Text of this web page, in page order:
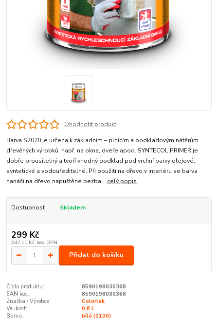
Ohodnotit produkt
Barva S2070 je určena k základním – plnícím a podkladovým nátěrům
dřevěných výrobků, např. na okna, dveře apod. SYNTECOL PRIMER je
dobře brousitelný a tvoří vhodný podklad pod vrchní barvy olejové,
syntetické a vodouředitelné. Při použití na dřevo v interiéru se barva
nanáší na dřevo napuštěné bezba... celý popis
Dostupnost Skladem
299 Kč
247,11 Kč bez DPH
Přidat do košíku
Číslo produktu:
8590198030368
EAN kód:
8590198030368
Značka / Výrobce:
Colorlak
Velikost:
0,6 l
Barva:
bílá (0100)